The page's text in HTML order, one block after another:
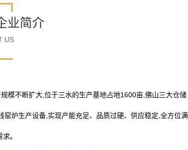
业简介
US
模不断扩大,位于三水的生产基地占地1600亩,佛山三大仓储
炉生产设备,实现产能充足、品质过硬、供应稳定,全方位满
。